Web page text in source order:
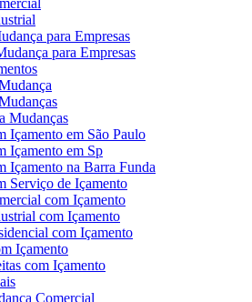
para Empresas
para Empresas
Mudanças
Içamento em São Paulo
Içamento em Sp
Içamento na Barra Funda
Serviço de Içamento
com Içamento
com Içamento
com Içamento
Içamento
com Içamento
Comercial